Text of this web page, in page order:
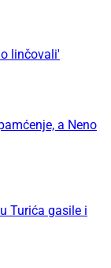
linčovali'
a Neno
Turića gasile i